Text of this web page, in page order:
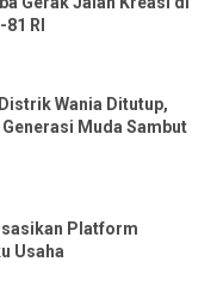
RI
Wania Ditutup,
Muda Sambut
Platform
Usaha